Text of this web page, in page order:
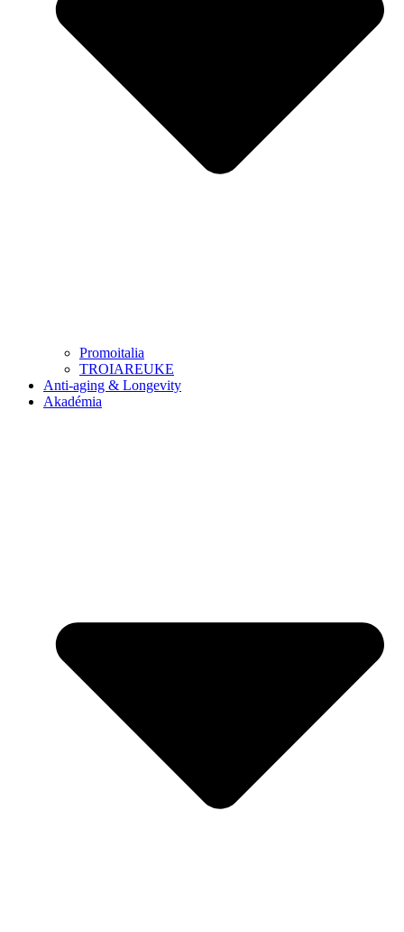
Promoitalia
TROIAREUKE
Anti-aging & Longevity
Akadémia